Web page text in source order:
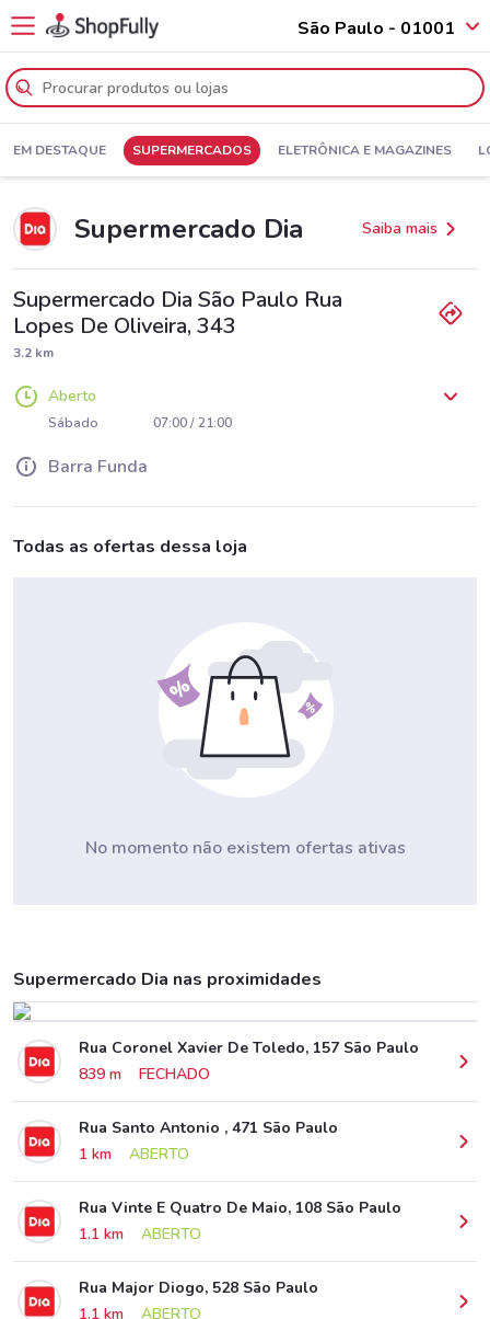
São Paulo - 01001
EM DESTAQUE SUPERMERCADOS ELETRÔNICA E MAGAZINES
Supermercado Dia Saiba mais
Supermercado Dia São Paulo Rua
Lopes De Oliveira, 343
3.2 km
Aberto
Sábado 07:00 / 21:00
Barra Funda
Todas as ofertas dessa loja
No momento não existem ofertas ativas
Supermercado Dia nas proximidades
Rua Coronel Xavier De Toledo, 157 São Paulo
839 m
FECHADO
Rua Santo Antonio , 471 São Paulo
1 km
ABERTO
Rua Vinte E Quatro De Maio, 108 São Paulo
1.1 km
ABERTO
Rua Major Diogo, 528 São Paulo
1.1 km
ABERTO